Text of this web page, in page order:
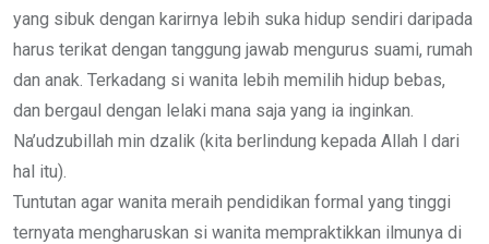
yang sibuk dengan karirnya lebih suka hidup sendiri daripada
harus terikat dengan tanggung jawab mengurus suami, rumah
dan anak. Terkadang si wanita lebih memilih hidup bebas,
dan bergaul dengan lelaki mana saja yang ia inginkan.
Na’udzubillah min dzalik (kita berlindung kepada Allah l dari
hal itu).
Tuntutan agar wanita meraih pendidikan formal yang tinggi
ternyata mengharuskan si wanita mempraktikkan ilmunya di